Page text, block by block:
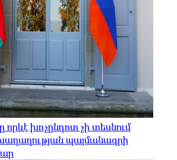
խոչընդոտ չի տեսնում
պայմանագրի